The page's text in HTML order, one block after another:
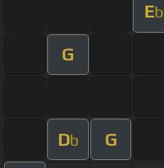
Eb
G
Db G